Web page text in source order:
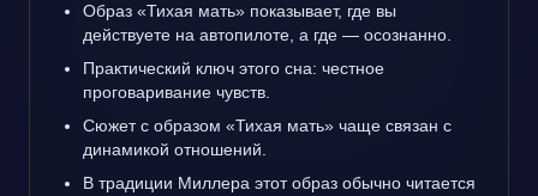
Образ «Тихая мать» показывает, где вы
действуете на автопилоте, а где — осознанно.
Практический ключ этого сна: честное
проговаривание чувств.
Сюжет с образом «Тихая мать» чаще связан с
динамикой отношений.
В традиции Миллера этот образ обычно читается